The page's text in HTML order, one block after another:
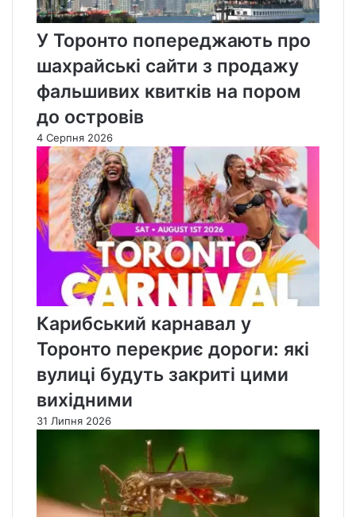
У Торонто попереджають про
шахрайські сайти з продажу
фальшивих квитків на пором
до островів
4 Серпня 2026
Карибський карнавал у
Торонто перекриє дороги: які
вулиці будуть закриті цими
вихідними
31 Липня 2026